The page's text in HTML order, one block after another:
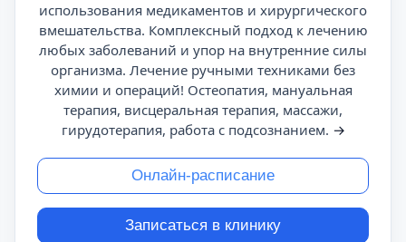
использования медикаментов и хирургического
вмешательства. Комплексный подход к лечению
любых заболеваний и упор на внутренние силы
организма. Лечение ручными техниками без
химии и операций! Остеопатия, мануальная
терапия, висцеральная терапия, массажи,
гирудотерапия, работа с подсознанием. →
Онлайн-расписание
Записаться в клинику